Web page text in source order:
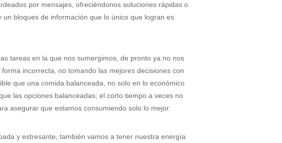
por mensajes, ofreciéndonos soluciones rápidas o
bloques de información que lo único que logran es
tareas en la que nos sumergimos, de pronto ya no nos
incorrecta, no tomando las mejores decisiones con
que una comida balanceada, no solo en lo económico
las opciones balanceadas; el corto tiempo a veces no
asegurar que estamos consumiendo solo lo mejor.
y estresante, también vamos a tener nuestra energía